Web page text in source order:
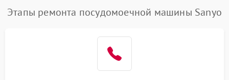
Этапы ремонта посудомоечной машины Sanyo